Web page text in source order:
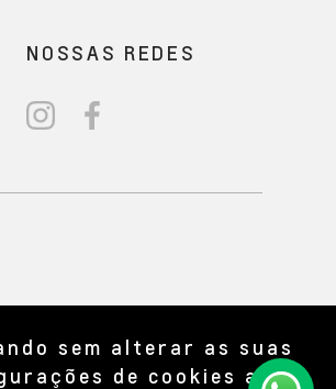
sem alterar as suas
de cookies a